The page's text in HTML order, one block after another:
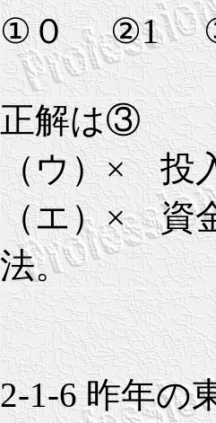
①０ ②1
正解は③
（ウ）× 投
（エ）× 資
法。
2-1-6 昨年の